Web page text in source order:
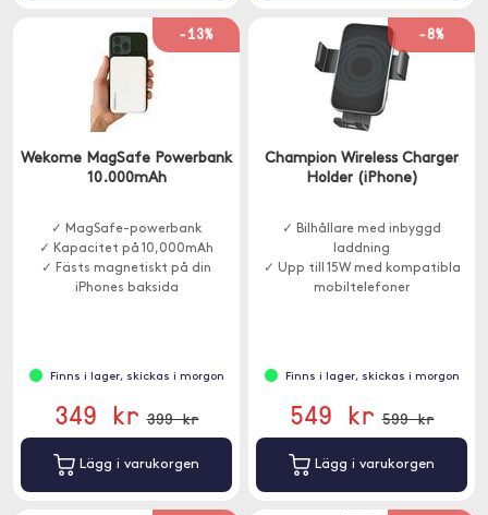
-13%
Wekome MagSafe Powerbank
10.000mAh
✓ MagSafe-powerbank
✓ Kapacitet på 10,000mAh
✓ Fästs magnetiskt på din
iPhones baksida
Finns i lager, skickas i morgon
349 kr 399 kr
Lägg i varukorgen
-8%
Champion Wireless Charger
Holder (iPhone)
✓ Bilhållare med inbyggd
laddning
✓ Upp till 15W med kompatibla
mobiltelefoner
Finns i lager, skickas i morgon
549 kr 599 kr
Lägg i varukorgen